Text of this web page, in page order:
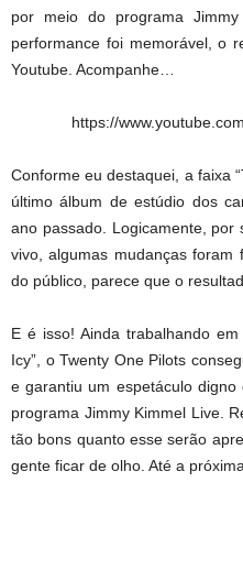
por meio do programa
performance foi memorável, o
Youtube. Acompanhe…
https://
Conforme eu destaquei, a faixa
último álbum de estúdio dos
ano passado. Logicamente,
vivo, algumas mudanças foram
do público, parece que o
E é isso! Ainda trabalhando
Icy”, o Twenty One Pilots
e garantiu um espetáculo
programa Jimmy Kimmel Live.
tão bons quanto esse serão
gente ficar de olho. Até a